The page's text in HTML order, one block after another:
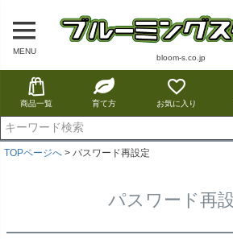
MENU
bloom-s.co.jp
商品一覧 育て方 お気に入り
TOPページへ パスワード再設定
パスワード再